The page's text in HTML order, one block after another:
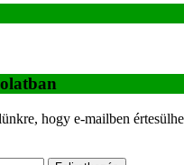
hogy e-mailben